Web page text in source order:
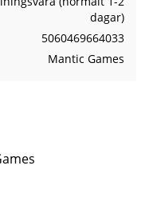
dagar)
5060469664033
Mantic Games